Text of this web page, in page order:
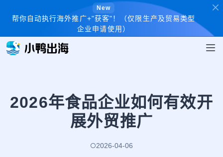
New
帮你自动执行海外推广+"获客"！（仅限生产及贸易类型
企业申请使用）
2026年食品企业如何有效开
展外贸推广
2026-04-06